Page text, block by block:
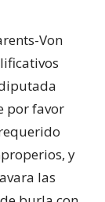
Von
por favor
y
las